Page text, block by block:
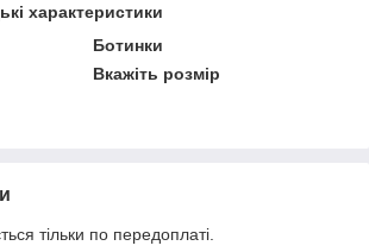
характеристики
Ботинки
Вкажіть розмір
тільки по передоплаті.